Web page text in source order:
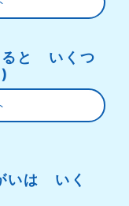
と いくつ
いは いく